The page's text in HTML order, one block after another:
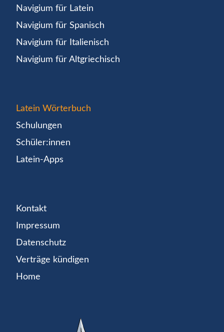
Navigium für Latein
Navigium für Spanisch
Navigium für Italienisch
Navigium für Altgriechisch
Latein Wörterbuch
Schulungen
Schüler:innen
Latein-Apps
Kontakt
Impressum
Datenschutz
Verträge kündigen
Home